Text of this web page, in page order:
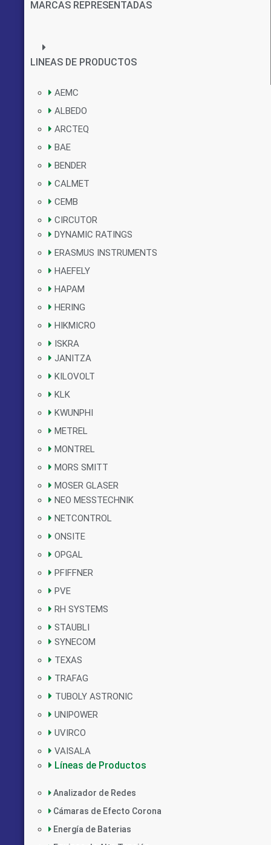
MARCAS REPRESENTADAS
LINEAS DE PRODUCTOS
AEMC
ALBEDO
ARCTEQ
BAE
BENDER
CALMET
CEMB
CIRCUTOR
DYNAMIC RATINGS
ERASMUS INSTRUMENTS
HAEFELY
HAPAM
HERING
HIKMICRO
ISKRA
JANITZA
KILOVOLT
KLK
KWUNPHI
METREL
MONTREL
MORS SMITT
MOSER GLASER
NEO MESSTECHNIK
NETCONTROL
ONSITE
OPGAL
PFIFFNER
PVE
RH SYSTEMS
STAUBLI
SYNECOM
TEXAS
TRAFAG
TUBOLY ASTRONIC
UNIPOWER
UVIRCO
VAISALA
Líneas de Productos
Analizador de Redes
Cámaras de Efecto Corona
Energía de Baterias